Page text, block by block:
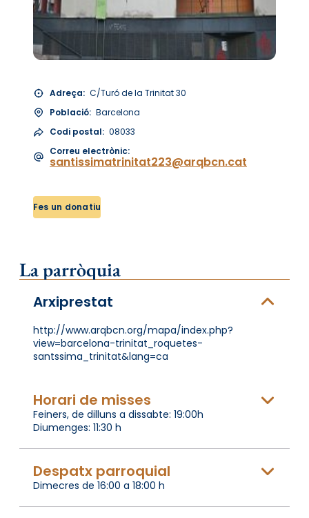
Adreça: C/Turó de la Trinitat 30
Població: Barcelona
Codi postal: 08033
Correu electrònic:
santissimatrinitat223@arqbcn.cat
Fes un donatiu
La parròquia
Arxiprestat
http://www.arqbcn.org/mapa/index.php?
view=barcelona-trinitat_roquetes-
santssima_trinitat&lang=ca
Horari de misses
Feiners, de dilluns a dissabte: 19:00h
Diumenges: 11:30 h
Despatx parroquial
Dimecres de 16:00 a 18:00 h